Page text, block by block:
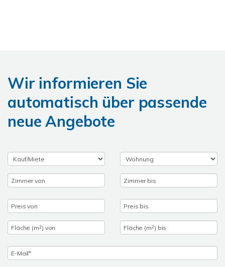
Wir informieren Sie
automatisch über passende
neue Angebote